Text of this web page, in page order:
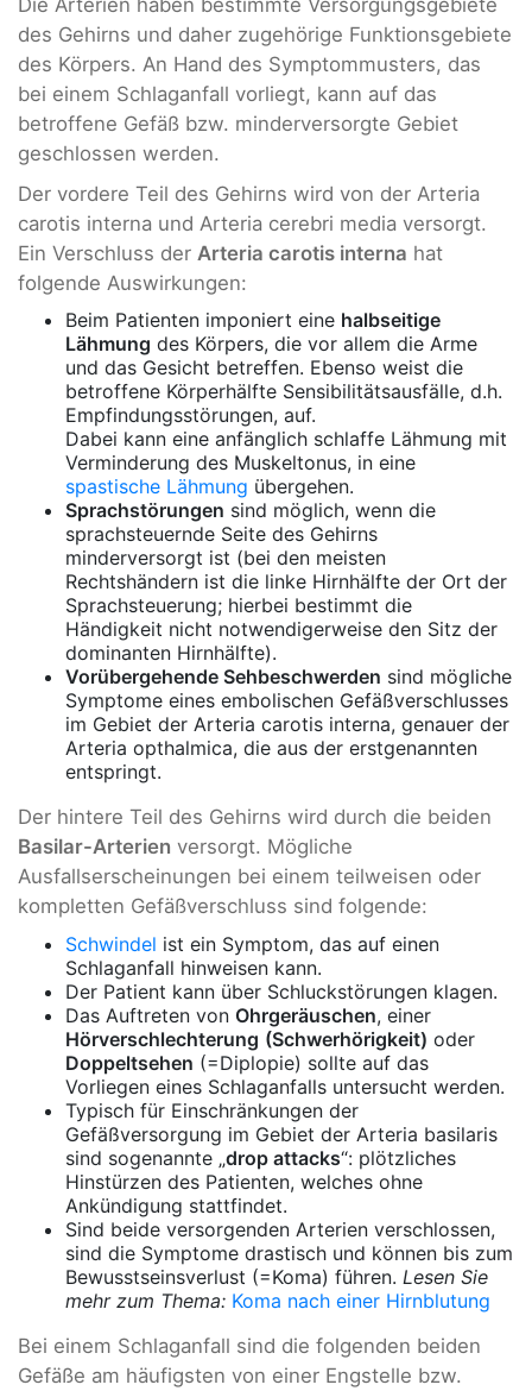
Die Arterien haben bestimmte Versorgungsgebiete
des Gehirns und daher zugehörige Funktionsgebiete
des Körpers. An Hand des Symptommusters, das
bei einem Schlaganfall vorliegt, kann auf das
betroffene Gefäß bzw. minderversorgte Gebiet
geschlossen werden.
Der vordere Teil des Gehirns wird von der Arteria
carotis interna und Arteria cerebri media versorgt.
Ein Verschluss der Arteria carotis interna hat
folgende Auswirkungen:
Beim Patienten imponiert eine halbseitige
Lähmung des Körpers, die vor allem die Arme
und das Gesicht betreffen. Ebenso weist die
betroffene Körperhälfte Sensibilitätsausfälle, d.h.
Empfindungsstörungen, auf.
Dabei kann eine anfänglich schlaffe Lähmung mit
Verminderung des Muskeltonus, in eine
spastische Lähmung übergehen.
Sprachstörungen sind möglich, wenn die
sprachsteuernde Seite des Gehirns
minderversorgt ist (bei den meisten
Rechtshändern ist die linke Hirnhälfte der Ort der
Sprachsteuerung; hierbei bestimmt die
Händigkeit nicht notwendigerweise den Sitz der
dominanten Hirnhälfte).
Vorübergehende Sehbeschwerden sind mögliche
Symptome eines embolischen Gefäßverschlusses
im Gebiet der Arteria carotis interna, genauer der
Arteria opthalmica, die aus der erstgenannten
entspringt.
Der hintere Teil des Gehirns wird durch die beiden
Basilar-Arterien versorgt. Mögliche
Ausfallserscheinungen bei einem teilweisen oder
kompletten Gefäßverschluss sind folgende:
Schwindel ist ein Symptom, das auf einen
Schlaganfall hinweisen kann.
Der Patient kann über Schluckstörungen klagen.
Das Auftreten von Ohrgeräuschen, einer
Hörverschlechterung (Schwerhörigkeit) oder
Doppeltsehen (=Diplopie) sollte auf das
Vorliegen eines Schlaganfalls untersucht werden.
Typisch für Einschränkungen der
Gefäßversorgung im Gebiet der Arteria basilaris
sind sogenannte „drop attacks“: plötzliches
Hinstürzen des Patienten, welches ohne
Ankündigung stattfindet.
Sind beide versorgenden Arterien verschlossen,
sind die Symptome drastisch und können bis zum
Bewusstseinsverlust (=Koma) führen. Lesen Sie
mehr zum Thema: Koma nach einer Hirnblutung
Bei einem Schlaganfall sind die folgenden beiden
Gefäße am häufigsten von einer Engstelle bzw.